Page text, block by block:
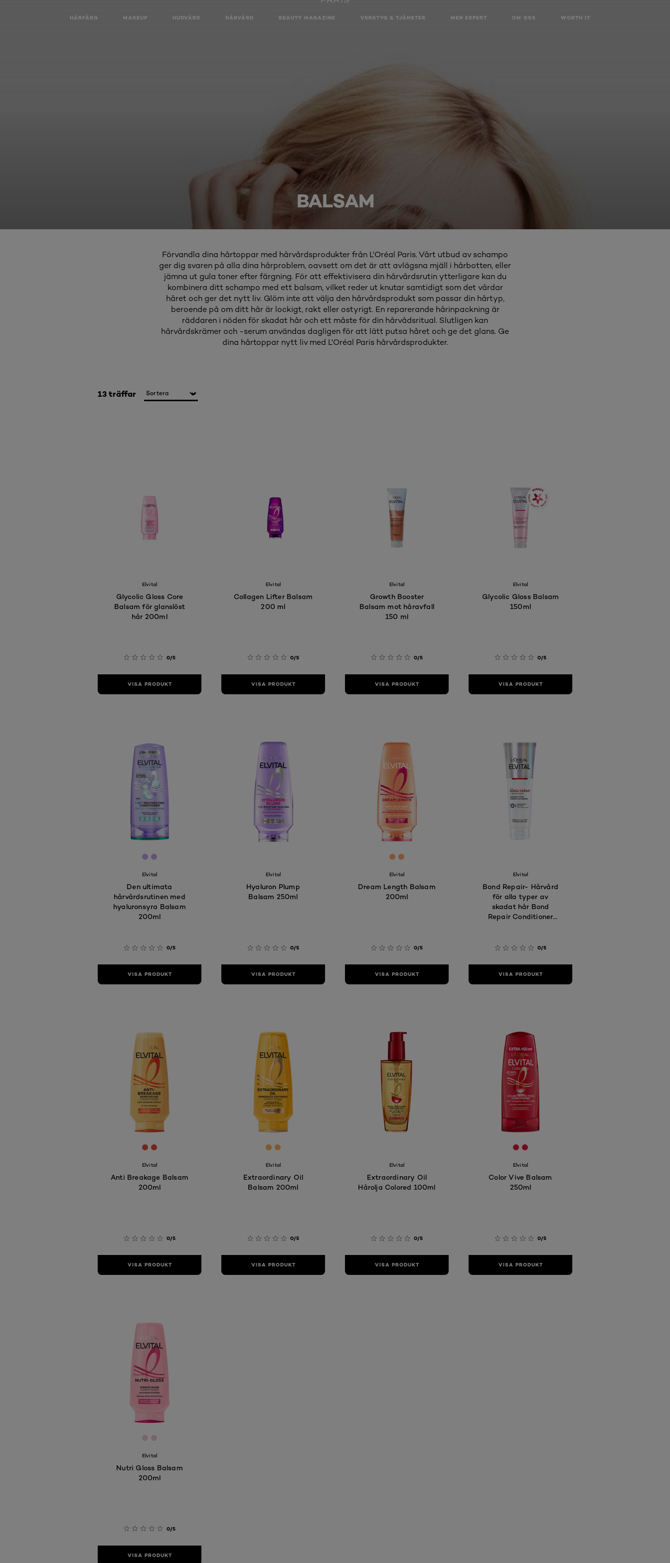
HÅRFÄRG MAKEUP HUDVÅRD HÅRVÅRD BEAUTY MAGAZINE VERKTYG & TJÄNSTER MEN EXPERT OM OSS WORTH IT
BALSAM
Förvandla dina hårtoppar med hårvårdsprodukter från L'Oréal Paris. Vårt utbud av schampo
ger dig svaren på alla dina hårproblem, oavsett om det är att avlägsna mjäll i hårbotten, eller
jämna ut gula toner efter färgning. För att effektivisera din hårvårdsrutin ytterligare kan du
kombinera ditt schampo med ett balsam, vilket reder ut knutar samtidigt som det vårdar
håret och ger det nytt liv. Glöm inte att välja den hårvårdsprodukt som passar din hårtyp,
beroende på om ditt hår är lockigt, rakt eller ostyrigt. En reparerande hårinpackning är
räddaren i nöden för skadat hår och ett måste för din hårvådsritual. Slutligen kan
hårvårdskrämer och -serum användas dagligen för att lätt putsa håret och ge det glans. Ge
dina hårtoppar nytt liv med L'Oréal Paris hårvårdsprodukter.
13 träffar
Elvital
Glycolic Gloss Core
Balsam för glanslöst
hår 200ml
0/5
VISA PRODUKT
Elvital
Collagen Lifter Balsam
200 ml
0/5
VISA PRODUKT
Elvital
Growth Booster
Balsam mot håravfall
150 ml
0/5
VISA PRODUKT
Elvital
Glycolic Gloss Balsam
150ml
0/5
VISA PRODUKT
[Color]: #C5A8F0
[Color]: #C5A8F0
Elvital
Den ultimata
hårvårdsrutinen med
hyaluronsyra Balsam
200ml
0/5
VISA PRODUKT
Elvital
Hyaluron Plump
Balsam 250ml
0/5
VISA PRODUKT
[Color]: #FFAA77
[Color]: #FFAA77
Elvital
Dream Length Balsam
200ml
0/5
VISA PRODUKT
Elvital
Bond Repair- Hårvård
för alla typer av
skadat hår Bond
Repair Conditioner
0/5
VISA PRODUKT
[Color]: #E64E3A
[Color]: #E64E3A
Elvital
Anti Breakage Balsam
200ml
0/5
VISA PRODUKT
[Color]: #FBB655
[Color]: #FBB655
Elvital
Extraordinary Oil
Balsam 200ml
0/5
VISA PRODUKT
Elvital
Extraordinary Oil
Hårolja Colored 100ml
0/5
VISA PRODUKT
[Color]: #E41C36
[Color]: #E41C36
Elvital
Color Vive Balsam
250ml
0/5
VISA PRODUKT
[Color]: #F6C9DA
[Color]: #F6C9DA
Elvital
Nutri Gloss Balsam
200ml
0/5
VISA PRODUKT